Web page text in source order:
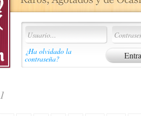
¿Ha olvidado la
contraseña?